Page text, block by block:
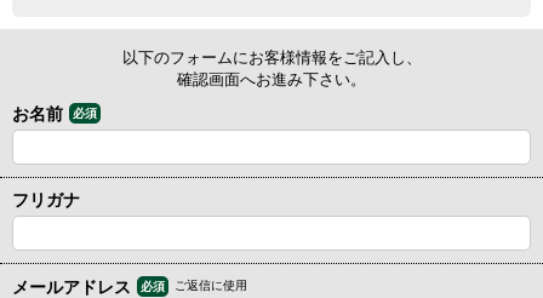
以下のフォームにお客様情報をご記入し、
確認画面へお進み下さい。
お名前 必須
フリガナ
メールアドレス 必須 ご返信に使用